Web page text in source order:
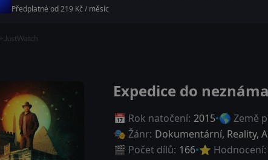
Předplatné od 219 Kč / měsíc
Expedice do neznáma
📅 Rok natočení: 2015 🌎 Země
🎭 Žánr: Dokumentární, Reality,
🎬 Počet dílů: 166 ⭐ Hodnocení: